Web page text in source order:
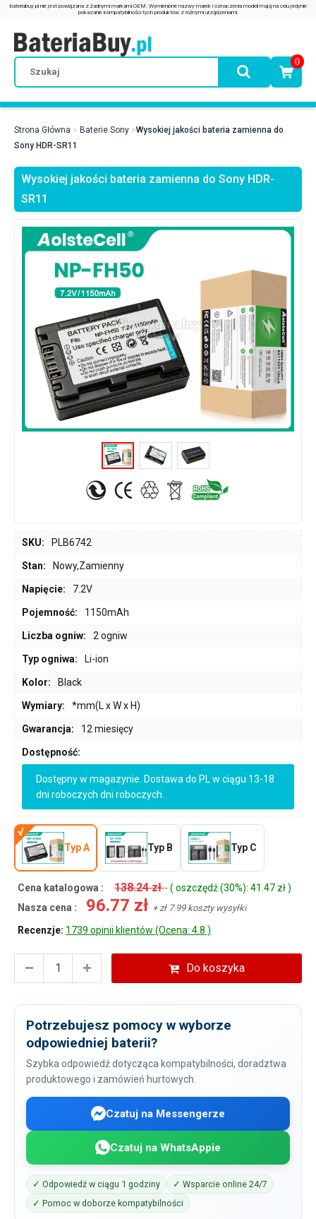
0
Strona Główna Baterie Sony
Wysokiej jakości bateria zamienna do
Sony HDR-SR11
Wysokiej jakości bateria zamienna do Sony HDR-
SR11
SKU: PLB6742
Stan: Nowy,Zamienny
Napięcie: 7.2V
Pojemność: 1150mAh
Liczba ogniw: 2 ogniw
Typ ogniwa: Li-ion
Kolor: Black
Wymiary: *mm(L x W x H)
Gwarancja: 12 miesięcy
Dostępność:
Dostępny w magazynie. Dostawa do PL w ciągu 13-18
dni roboczych dni roboczych.
Typ A Typ B Typ C
Cena katalogowa : 138.24 zł- ( oszczędź (30%): 41.47 zł )
Nasza cena :
96.77 zł + zł 7.99 koszty wysyłki
Recenzje: 1739 opinii klientów (Ocena: 4.8 )
Do koszyka
Potrzebujesz pomocy w wyborze
odpowiedniej baterii?
Szybka odpowiedź dotycząca kompatybilności, doradztwa
produktowego i zamówień hurtowych.
Czatuj na Messengerze
Czatuj na WhatsAppie
✓ Odpowiedź w ciągu 1 godziny
✓ Wsparcie online 24/7
✓ Pomoc w doborze kompatybilności